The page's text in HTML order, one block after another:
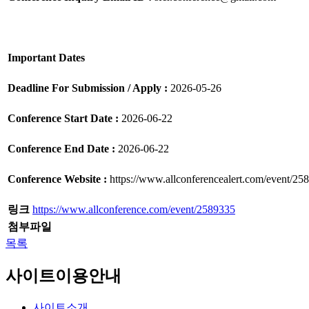
Important Dates
Deadline For Submission / Apply : 2026-05-26
Conference Start Date : 2026-06-22
Conference End Date : 2026-06-22
Conference Website : https://www.allconferencealert.com/event/
링크 https://www.allconference.com/event/2589335
첨부파일
목록
사이트이용안내